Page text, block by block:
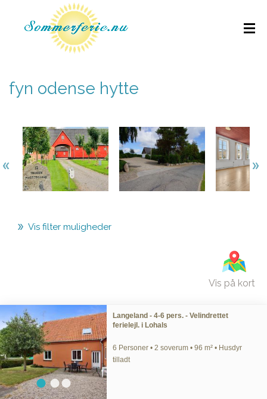
fyn odense hytte
Vis filter muligheder
Vis på kort
Langeland - 4-6 pers. - Velindrettet
ferielejl. i Lohals
6 Personer • 2 soverum • 96 m² • Husdyr
tilladt